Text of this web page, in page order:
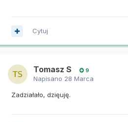
Cytuj
Tomasz S 9
Napisano 28 Marca
Zadziałało, dzięuję.